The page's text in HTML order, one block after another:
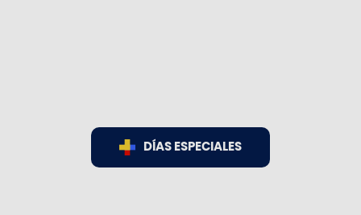
DÍAS ESPECIALES